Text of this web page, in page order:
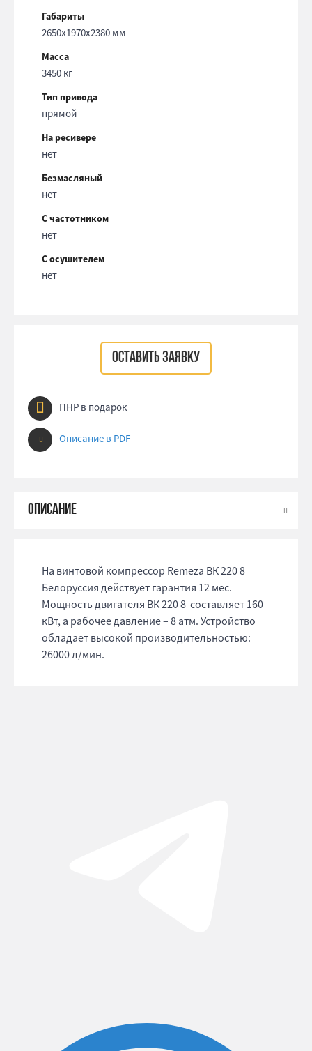
Габариты
2650x1970x2380 мм
Масса
3450 кг
Тип привода
прямой
На ресивере
нет
Безмасляный
нет
С частотником
нет
С осушителем
нет
ОСТАВИТЬ ЗАЯВКУ
ПНР в подарок
Описание в PDF
На винтовой компрессор Remeza ВК 220 8
Белоруссия действует гарантия 12 мес.
Мощность двигателя ВК 220 8 составляет 160
кВт, а рабочее давление – 8 атм. Устройство
обладает высокой производительностью:
26000 л/мин.